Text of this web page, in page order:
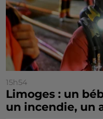
15h54
Limoges : un
un incendie, un